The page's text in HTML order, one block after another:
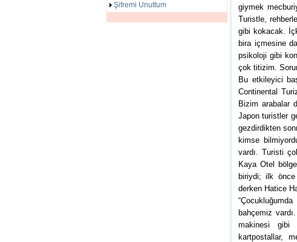
Şifremi Unuttum
giymek
Turistle,
gibi kokacak.
bira içmesine
psikoloji gibi
çok titizim.
Bu etkileyici
Continental
Bizim arabalar
Japon turistler
gezdirdikten
kimse
vardı. Turisti
Kaya Otel
biriydi; ilk önce
derken Hatice
bahçemiz
makinesi gibi
kartpostallar,